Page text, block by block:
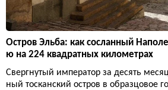
Остров Эльба: как сосланный
ю на 224 квадратных километрах
Свергнутый император за десять
ный тосканский остров в образцовое